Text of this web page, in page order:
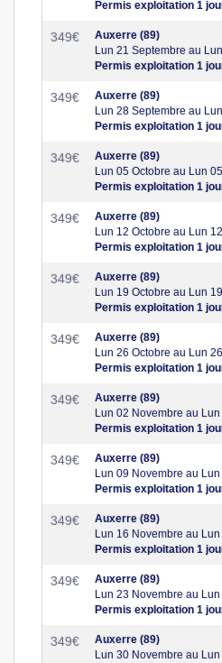
Permis exploitation 1
349€
Auxerre (89)
Lun 21 Septembre au
Permis exploitation 1
349€
Auxerre (89)
Lun 28 Septembre au
Permis exploitation 1
349€
Auxerre (89)
Lun 05 Octobre au Lun
Permis exploitation 1
349€
Auxerre (89)
Lun 12 Octobre au Lun
Permis exploitation 1
349€
Auxerre (89)
Lun 19 Octobre au Lun
Permis exploitation 1
349€
Auxerre (89)
Lun 26 Octobre au Lun
Permis exploitation 1
349€
Auxerre (89)
Lun 02 Novembre au
Permis exploitation 1
349€
Auxerre (89)
Lun 09 Novembre au
Permis exploitation 1
349€
Auxerre (89)
Lun 16 Novembre au
Permis exploitation 1
349€
Auxerre (89)
Lun 23 Novembre au
Permis exploitation 1
349€
Auxerre (89)
Lun 30 Novembre au